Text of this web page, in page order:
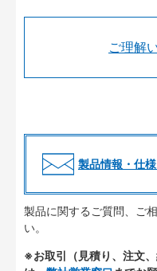
ご理解
製品情報・仕
製品に関するご質問、ご
い。
※お取引（見積り、注文